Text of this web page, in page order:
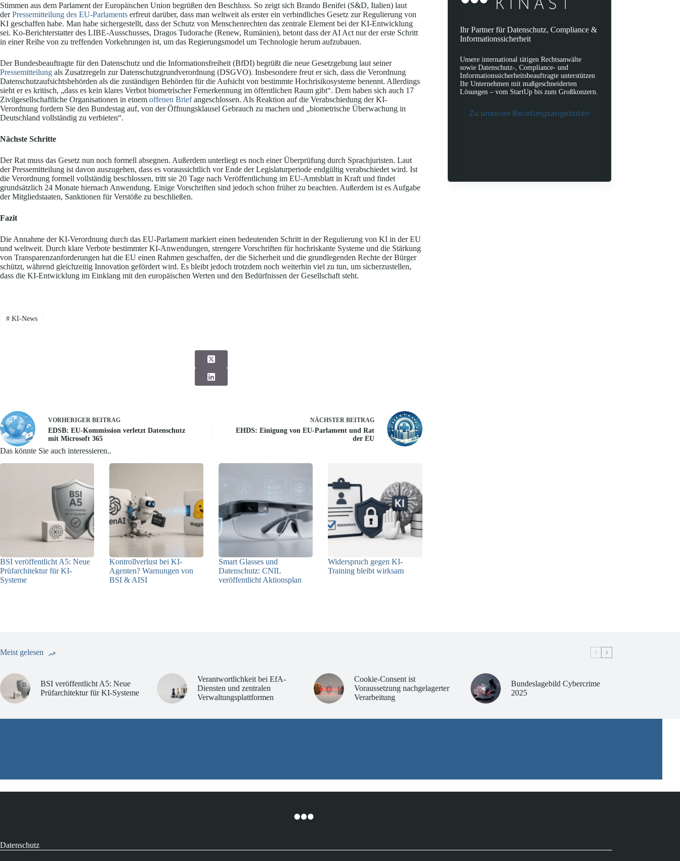
Stimmen aus dem Parlament der Europäischen Union begrüßen den Beschluss. So zeigt sich Brando Benifei (S&D, Italien) laut
derPressemitteilung des EU-Parlaments erfreut darüber, dass man weltweit als erster ein verbindliches Gesetz zur Regulierung von
KI geschaffen habe. Man habe sichergestellt, dass der Schutz von Menschenrechten das zentrale Element bei der KI-Entwicklung
sei. Ko-Berichterstatter des LIBE-Ausschusses, Dragos Tudorache (Renew, Rumänien), betont dass der AI Act nur der erste Schritt
in einer Reihe von zu treffenden Vorkehrungen ist, um das Regierungsmodel um Technologie herum aufzubauen.
Der Bundesbeauftragte für den Datenschutz und die Informationsfreiheit (BfDI) begrüßt die neue Gesetzgebung laut seiner
Pressemitteilung als Zusatzregeln zur Datenschutzgrundverordnung (DSGVO). Insbesondere freut er sich, dass die Verordnung
Datenschutzaufsichtsbehörden als die zuständigen Behörden für die Aufsicht von bestimmte Hochrisikosysteme benennt. Allerdings
sieht er es kritisch, „dass es kein klares Verbot biometrischer Fernerkennung im öffentlichen Raum gibt“. Dem haben sich auch 17
Zivilgesellschaftliche Organisationen in einem offenen Briefangeschlossen. Als Reaktion auf die Verabschiedung der KI-
Verordnung fordern Sie den Bundestag auf, von der Öffnungsklausel Gebrauch zu machen und „biometrische Überwachung in
Deutschland vollständig zu verbieten“.
Nächste Schritte
Der Rat muss das Gesetz nun noch formell absegnen. Außerdem unterliegt es noch einer Überprüfung durch Sprachjuristen. Laut
der Pressemitteilung ist davon auszugehen, dass es voraussichtlich vor Ende der Legislaturperiode endgültig verabschiedet wird. Ist
die Verordnung formell vollständig beschlossen, tritt sie 20 Tage nach Veröffentlichung im EU-Amtsblatt in Kraft und findet
grundsätzlich 24 Monate hiernach Anwendung. Einige Vorschriften sind jedoch schon früher zu beachten. Außerdem ist es Aufgabe
der Mitgliedstaaten, Sanktionen für Verstöße zu beschließen.
Fazit
Die Annahme der KI-Verordnung durch das EU-Parlament markiert einen bedeutenden Schritt in der Regulierung von KI in der EU
und weltweit. Durch klare Verbote bestimmter KI-Anwendungen, strengere Vorschriften für hochriskante Systeme und die Stärkung
von Transparenzanforderungen hat die EU einen Rahmen geschaffen, der die Sicherheit und die grundlegenden Rechte der Bürger
schützt, während gleichzeitig Innovation gefördert wird. Es bleibt jedoch trotzdem noch weiterhin viel zu tun, um sicherzustellen,
dass die KI-Entwicklung im Einklang mit den europäischen Werten und den Bedürfnissen der Gesellschaft steht.
#KI-News
VORHERIGER BEITRAG
EDSB: EU-Kommission verletzt Datenschutz
mit Microsoft 365
NÄCHSTER BEITRAG
EHDS: Einigung von EU-Parlament und Rat
der EU
Das könnte Sie auch interessieren..
BSI veröffentlicht A5: Neue
Prüfarchitektur für KI-
Systeme
Kontrollverlust bei KI-
Agenten? Warnungen von
BSI & AISI
Smart Glasses und
Datenschutz: CNIL
veröffentlicht Aktionsplan
Widerspruch gegen KI-
Training bleibt wirksam
Ihr Partner für Datenschutz, Compliance &
Informationssicherheit
Unsere international tätigen Rechtsanwälte
sowie Datenschutz-, Compliance- und
Informationssicherheitsbeauftragte unterstützen
Ihr Unternehmen mit maßgeschneiderten
Lösungen – vom StartUp bis zum Großkonzern.
Zu unseren Beratungsangeboten
Meist gelesen
BSI veröffentlicht A5: Neue
Prüfarchitektur für KI-Systeme
Verantwortlichkeit bei EfA-
Diensten und zentralen
Verwaltungsplattformen
Cookie-Consent ist
Voraussetzung nachgelagerter
Verarbeitung
Bundeslagebild Cybercrime
2025
Datenschutz